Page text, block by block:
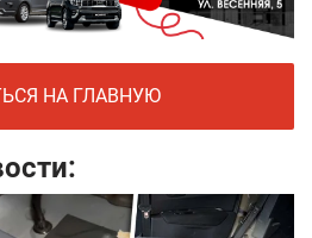
НА ГЛАВНУЮ